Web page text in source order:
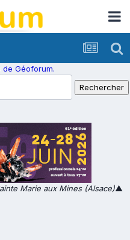
Géoforum.
Marie aux Mines (Alsace)▲